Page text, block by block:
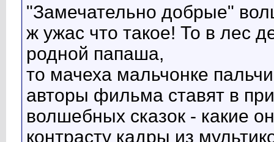
"Замечательно добрые"
ж ужас что такое! То в лес
родной папаша,
то мачеха мальчонке
авторы фильма ставят в
волшебных сказок - какие
контрасту кадры из